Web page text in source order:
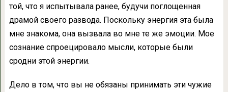
той, что я испытывала ранее, будучи поглощенная
драмой своего развода. Поскольку энергия эта была
мне знакома, она вызвала во мне те же эмоции. Мое
сознание спроецировало мысли, которые были
сродни этой энергии.
Дело в том, что вы не обязаны принимать эти чужие